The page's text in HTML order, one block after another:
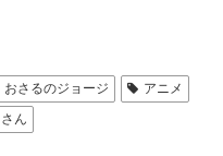
おさるのジョージ
アニメ
ん